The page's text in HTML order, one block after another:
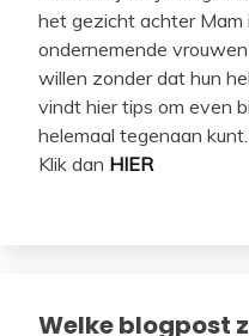
het gezicht achter Mam
ondernemende
willen zonder dat hun
vindt hier tips om even
helemaal tegenaan
Klik dan HIER
Welke blogpost